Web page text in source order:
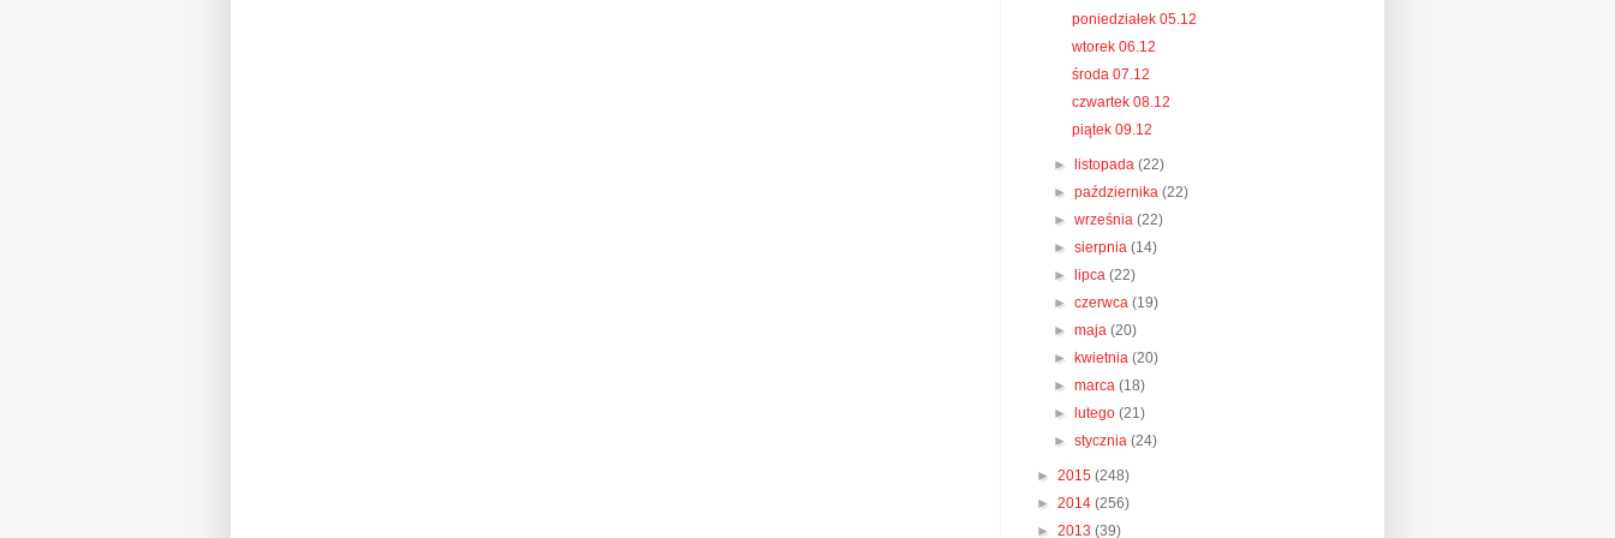
poniedziałek 05.12
wtorek 06.12
środa 07.12
czwartek 08.12
piątek 09.12
► listopada(22)
►października(22)
►września(22)
►sierpnia(14)
►
lipca(22)
►czerwca(19)
►maja(20)
►
kwietnia(20)
►marca(18)
►
lutego(21)
►stycznia(24)
► 2015 (248)
► 2014 (256)
► 2013 (39)